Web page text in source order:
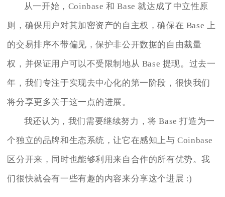
从一开始，Coinbase 和 Base 就达成了中立性原
则，确保用户对其加密资产的自主权，确保在 Base 上
的交易排序不带偏见，保护非公开数据的自由裁量
权，并保证用户可以不受限制地从 Base 提现。过去一
年，我们专注于实现去中心化的第一阶段，很快我们
将分享更多关于这一点的进展。
我还认为，我们需要继续努力，将 Base 打造为一
个独立的品牌和生态系统，让它在感知上与 Coinbase
区分开来，同时也能够利用来自合作的所有优势。我
们很快就会有一些有趣的内容来分享这个进展 :)